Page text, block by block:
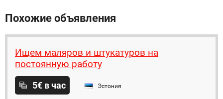
Похожие объявления
Ищем маляров и штукатуров на
постоянную работу
5€ в час Эстония